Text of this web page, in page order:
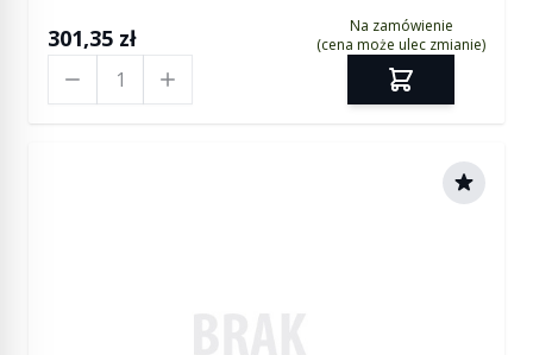
301,35 zł
Na zamówienie
(cena może ulec zmianie)